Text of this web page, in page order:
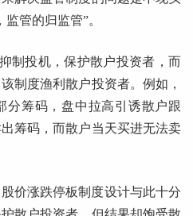
管的归监管”。
制投机，保护散户投资者，而
制度渔利散户投资者。例如，
分筹码，盘中拉高引诱散户跟
筹码，而散户当天买进无法卖
价涨跌停板制度设计与此十分